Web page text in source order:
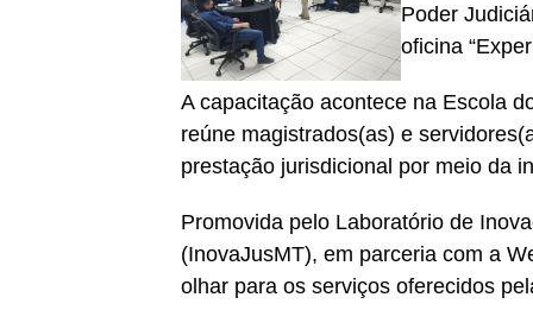
Poder
oficina
A capacitação acontece na Escola
reúne magistrados(as) e
prestação jurisdicional por meio da
Promovida pelo Laboratório de
(InovaJusMT), em parceria com a
olhar para os serviços oferecidos